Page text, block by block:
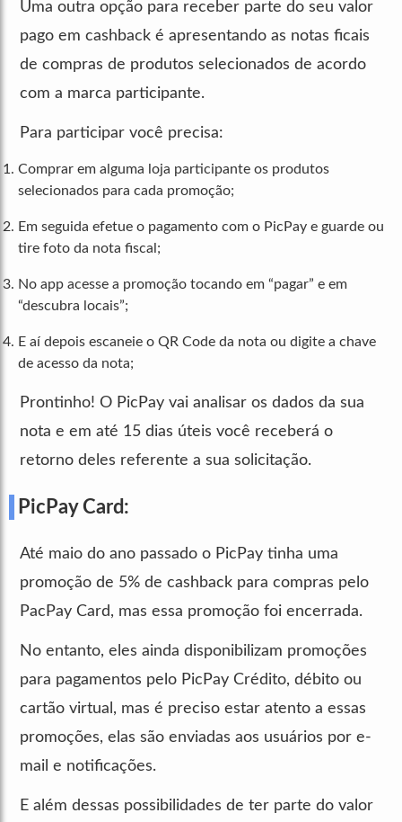
Uma outra opção para receber parte do seu valor
pago em cashback é apresentando as notas ficais
de compras de produtos selecionados de acordo
com a marca participante.
Para participar você precisa:
Comprar em alguma loja participante os produtos
selecionados para cada promoção;
Em seguida efetue o pagamento com o PicPay e guarde ou
tire foto da nota fiscal;
No app acesse a promoção tocando em “pagar” e em
“descubra locais”;
E aí depois escaneie o QR Code da nota ou digite a chave
de acesso da nota;
Prontinho! O PicPay vai analisar os dados da sua
nota e em até 15 dias úteis você receberá o
retorno deles referente a sua solicitação.
PicPay Card:
Até maio do ano passado o PicPay tinha uma
promoção de 5% de cashback para compras pelo
PacPay Card, mas essa promoção foi encerrada.
No entanto, eles ainda disponibilizam promoções
para pagamentos pelo PicPay Crédito, débito ou
cartão virtual, mas é preciso estar atento a essas
promoções, elas são enviadas aos usuários por e-
mail e notificações.
E além dessas possibilidades de ter parte do valor